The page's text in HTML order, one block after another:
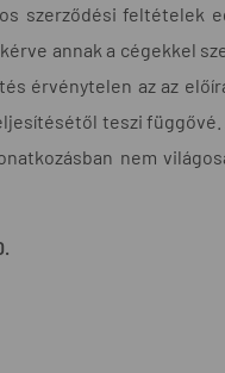
szerződési feltételek
annak a cégekkel
érvénytelen az az
teszi
nem